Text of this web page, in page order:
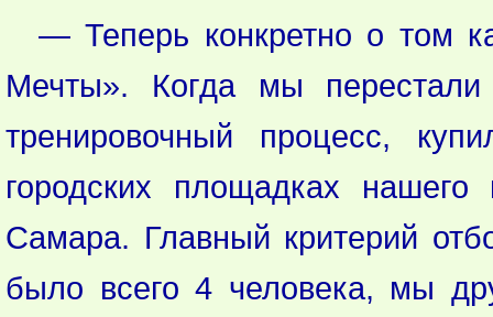
— Теперь конкретно о том
Мечты». Когда мы
тренировочный процесс,
городских площадках
Самара. Главный критерий
было всего 4 человека, мы